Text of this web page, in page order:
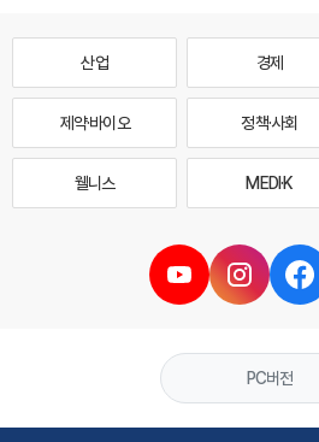
산업 경제
제약·바이오 정책·사회
웰니스 MEDI·K
PC버전